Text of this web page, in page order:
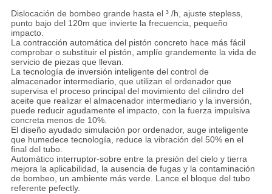
Dislocación de bombeo grande hasta el ³ /h, ajuste stepless,
punto bajo del 120m que invierte la frecuencia, pequeño
impacto.
La contracción automática del pistón concreto hace más fácil
comprobar o substituir el pistón, amplíe grandemente la vida de
servicio de piezas que llevan.
La tecnología de inversión inteligente del control de
almacenador intermediario, que utilizan el ordenador que
supervisa el proceso principal del movimiento del cilindro del
aceite que realizar el almacenador intermediario y la inversión,
puede reducir agudamente el impacto, con la fuerza impulsiva
concreta menos de 10%.
El diseño ayudado simulación por ordenador, auge inteligente
que humedece tecnología, reduce la vibración del 50% en el
final del tubo.
Automático interruptor-sobre entre la presión del cielo y tierra
mejora la aplicabilidad, la ausencia de fugas y la contaminación
de bombeo, un ambiente más verde. Lance el bloque del tubo
referente pefectly.